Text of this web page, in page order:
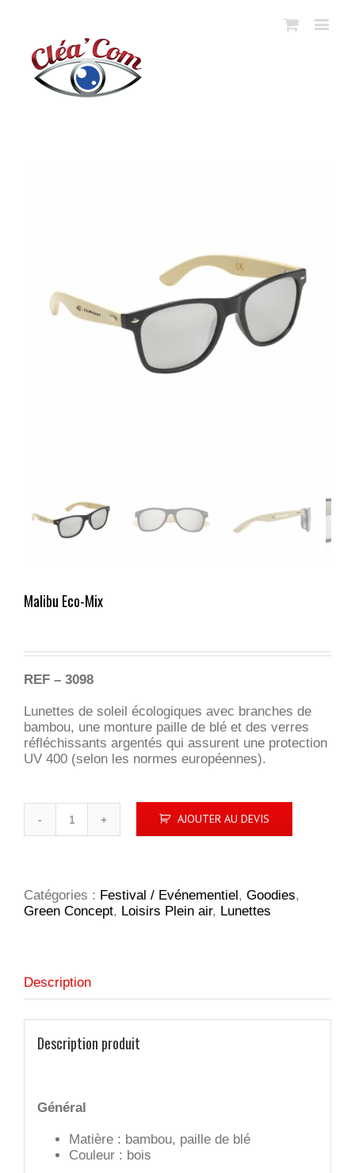
Malibu Eco-Mix
REF – 3098
Lunettes de soleil écologiques avec branches de
bambou, une monture paille de blé et des verres
réfléchissants argentés qui assurent une protection
UV 400 (selon les normes européennes).
AJOUTER AU DEVIS
Catégories : Festival / Evénementiel, Goodies,
Green Concept, Loisirs Plein air, Lunettes
Description
Description produit
Général
Matière : bambou, paille de blé
Couleur : bois